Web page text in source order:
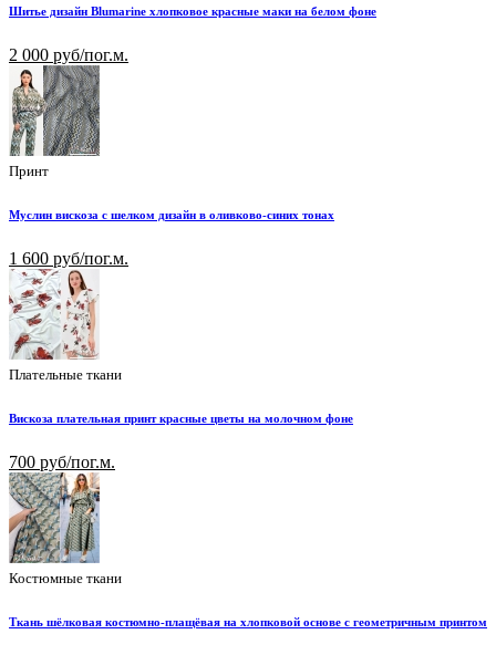
Шитье дизайн Blumarine хлопковое красные маки на белом фоне
2 000 руб/пог.м.
Принт
Муслин вискоза с шелком дизайн в оливково-синих тонах
1 600 руб/пог.м.
Плательные ткани
Вискоза плательная принт красные цветы на молочном фоне
700 руб/пог.м.
Костюмные ткани
Ткань шёлковая костюмно-плащёвая на хлопковой основе с геометричным принтом